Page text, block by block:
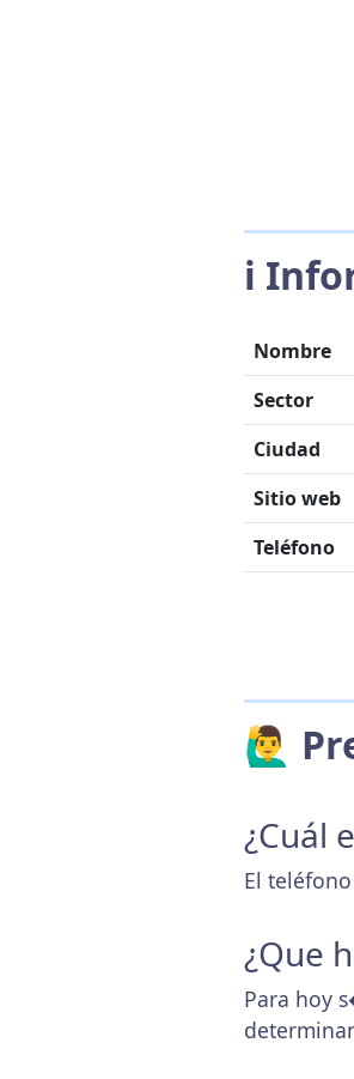
ℹ️
Nombre
Sector
Ciudad
Sitio web
Teléfono
🙋‍♂️
¿Cuál
El
¿Que
Para hoy